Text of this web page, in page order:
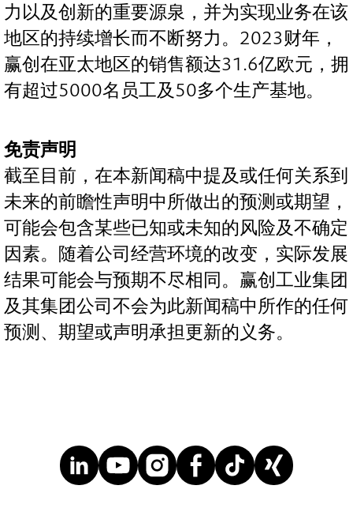
力以及创新的重要源泉，并为实现业务在该
地区的持续增长而不断努力。2023财年，
赢创在亚太地区的销售额达31.6亿欧元，拥
有超过5000名员工及50多个生产基地。
免责声明
截至目前，在本新闻稿中提及或任何关系到
未来的前瞻性声明中所做出的预测或期望，
可能会包含某些已知或未知的风险及不确定
因素。随着公司经营环境的改变，实际发展
结果可能会与预期不尽相同。赢创工业集团
及其集团公司不会为此新闻稿中所作的任何
预测、期望或声明承担更新的义务。